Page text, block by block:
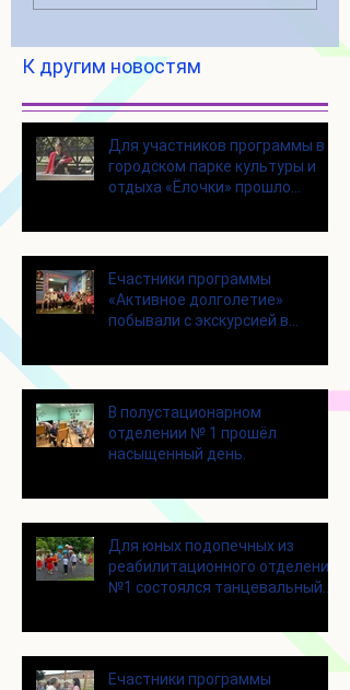
К другим новостям
Для участников программы в
городском парке культуры и
отдыха «Ёлочки» прошло
Eчастники программы
«Активное долголетие»
побывали с экскурсией в
В полустационарном
отделении № 1 прошёл
насыщенный день.
Для юных подопечных из
реабилитационного отделения
№1 состоялся танцевальный
Eчастники программы